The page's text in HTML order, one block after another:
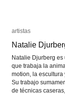
artistas
Natalie
Natalie Djurberg es
que trabaja la
motion, la escultura
Su trabajo
de técnicas
artistas
Natalie